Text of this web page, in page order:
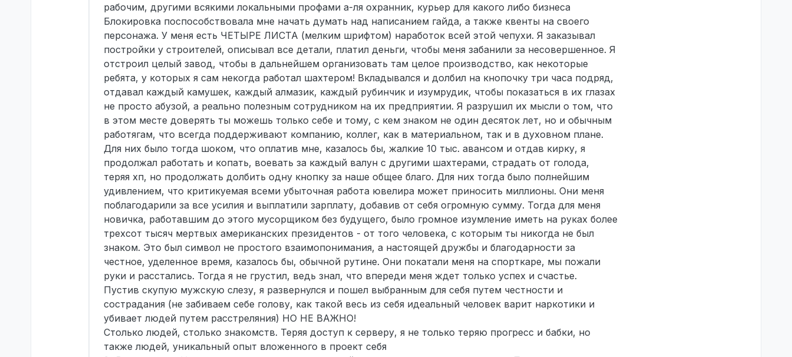
рабочим, другими всякими локальными профами а-ля охранник, курьер для какого либо бизнеса
Блокировка поспособствовала мне начать думать над написанием гайда, а также квенты на своего
персонажа. У меня есть ЧЕТЫРЕ ЛИСТА (мелким шрифтом) наработок всей этой чепухи. Я заказывал
постройки у строителей, описывал все детали, платил деньги, чтобы меня забанили за несовершенное. Я
отстроил целый завод, чтобы в дальнейшем организовать там целое производство, как некоторые
ребята, у которых я сам некогда работал шахтером! Вкладывался и долбил на кнопочку три часа подряд,
отдавал каждый камушек, каждый алмазик, каждый рубинчик и изумрудик, чтобы показаться в их глазах
не просто абузой, а реально полезным сотрудником на их предприятии. Я разрушил их мысли о том, что
в этом месте доверять ты можешь только себе и тому, с кем знаком не один десяток лет, но и обычным
работягам, что всегда поддерживают компанию, коллег, как в материальном, так и в духовном плане.
Для них было тогда шоком, что оплатив мне, казалось бы, жалкие 10 тыс. авансом и отдав кирку, я
продолжал работать и копать, воевать за каждый валун с другими шахтерами, страдать от голода,
теряя хп, но продолжать долбить одну кнопку за наше общее благо. Для них тогда было полнейшим
удивлением, что критикуемая всеми убыточная работа ювелира может приносить миллионы. Они меня
поблагодарили за все усилия и выплатили зарплату, добавив от себя огромную сумму. Тогда для меня
новичка, работавшим до этого мусорщиком без будущего, было громное изумление иметь на руках более
трехсот тысяч мертвых американских президентов - от того человека, с которым ты никогда не был
знаком. Это был символ не простого взаимопонимания, а настоящей дружбы и благодарности за
честное, уделенное время, казалось бы, обычной рутине. Они покатали меня на спорткаре, мы пожали
руки и расстались. Тогда я не грустил, ведь знал, что впереди меня ждет только успех и счастье.
Пустив скупую мужскую слезу, я развернулся и пошел выбранным для себя путем честности и
сострадания (не забиваем себе голову, как такой весь из себя идеальный человек варит наркотики и
убивает людей путем расстреляния) НО НЕ ВАЖНО!
Столько людей, столько знакомств. Теряя доступ к серверу, я не только теряю прогресс и бабки, но
также людей, уникальный опыт вложенного в проект себя